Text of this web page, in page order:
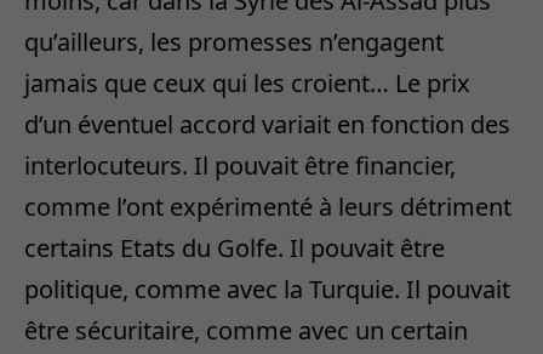
qu’ailleurs, les promesses n’engagent
jamais que ceux qui les croient… Le prix
d’un éventuel accord variait en fonction des
interlocuteurs. Il pouvait être financier,
comme l’ont expérimenté à leurs détriment
certains Etats du Golfe. Il pouvait être
politique, comme avec la Turquie. Il pouvait
être sécuritaire, comme avec un certain